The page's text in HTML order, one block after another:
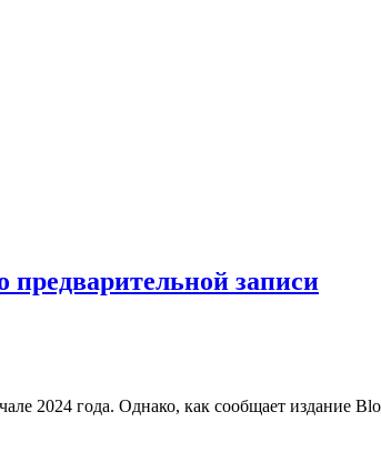
записи
2024 года. Однако, как сообщает издание